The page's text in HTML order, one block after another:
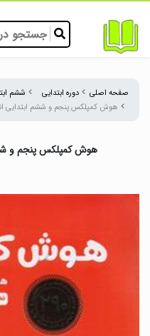
صفحه اصلی دوره ابتدایی ششم
هوش کمپلکس پنجم و ششم ابتدایی
هوش کمپلکس پنجم و